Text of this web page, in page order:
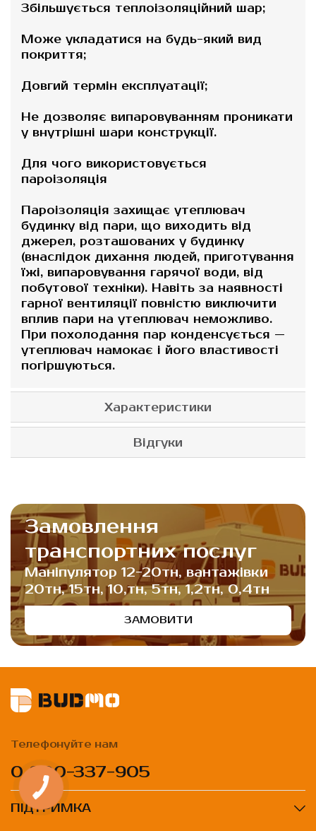
Збільшується теплоізоляційний шар;
Може укладатися на будь-який вид
покриття;
Довгий термін експлуатації;
Не дозволяє випаровуванням проникати
у внутрішні шари конструкції.
Для чого використовується
пароізоляція
Пароізоляція захищає утеплювач
будинку від пари, що виходить від
джерел, розташованих у будинку
(внаслідок дихання людей, приготування
їжі, випаровування гарячої води, від
побутової техніки). Навіть за наявності
гарної вентиляції повністю виключити
вплив пари на утеплювач неможливо.
При похолодання пар конденсується —
утеплювач намокає і його властивості
погіршуються.
Характеристики
Відгуки
Замовлення
транспортних послуг
Маніпулятор 12-20тн, вантажівки
20тн, 15тн, 10,тн, 5тн, 1,2тн, 0,4тн
ЗАМОВИТИ
Телефонуйте нам
0 800-337-905
ПІДТРИМКА